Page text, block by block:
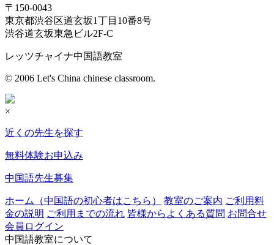
〒150-0043
東京都渋谷区道玄坂1丁目10番8号
渋谷道玄坂東急ビル2F-C
レッツチャイナ中国語教室
© 2006 Let's China chinese classroom.
×
近くの先生を探す
無料体験お申込み
中国語先生募集
ホーム（中国語の初心者はこちら） 教室のご案内 ご利用料
金の説明 ご利用までの流れ 皆様からよくある質問 お問合せ
会員ログイン
中国語教室について